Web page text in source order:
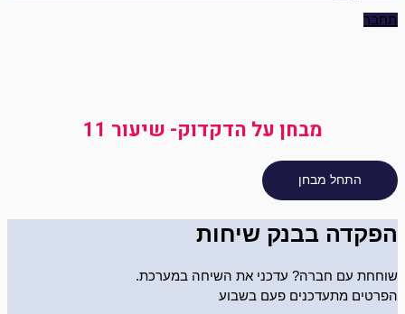
התחבר
מבחן על הדקדוק- שיעור 11
הפקדה בבנק שיחות
שוחחת עם חברה? עדכני את השיחה במערכת.
הפרטים מתעדכנים פעם בשבוע